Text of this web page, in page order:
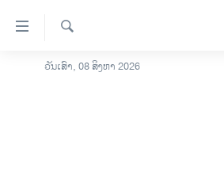
ລິ້ງ
ສຳຫລັບ
ໂຮມເພຈ
ຄົ້ນຫາ
ວັນເສົາ, 08 ສິງຫາ 2026